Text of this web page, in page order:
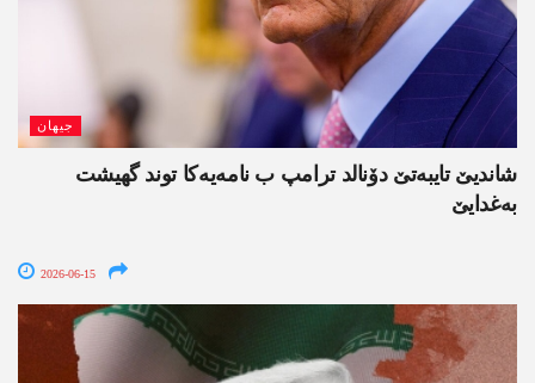
جیھان
شاندیێ تایبەتێ دۆنالد ترامپ ب نامەیەکا توند گھیشت
بەغدایێ
2026-06-15